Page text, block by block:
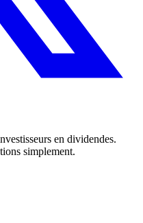
en dividendes.
simplement.